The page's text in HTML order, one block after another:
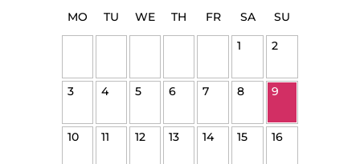
MO TU WE TH FR SA
SU
1
2
3 4 5 6 7 8 9
10 11 12 13 14 15 16